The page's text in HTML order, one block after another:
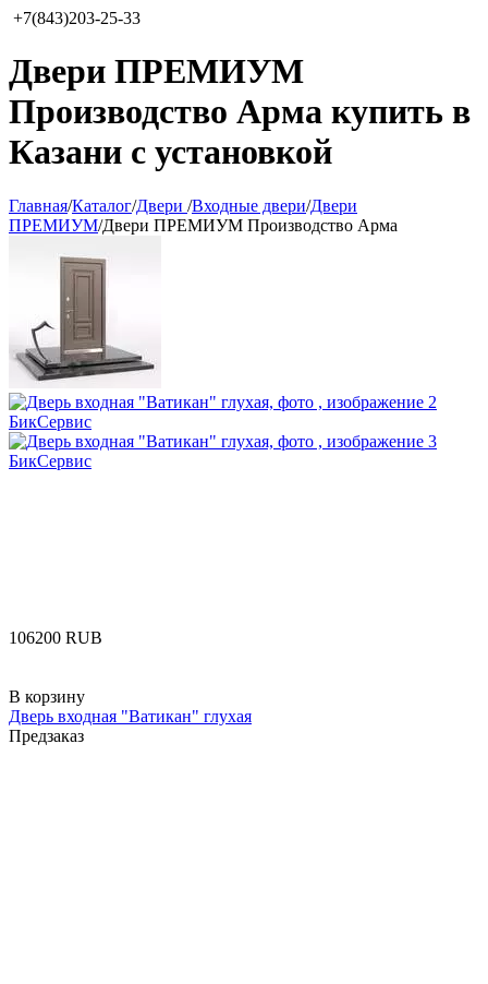
+7(843)203-25-33
Двери ПРЕМИУМ
Производство Арма купить в
Казани с установкой
Главная/Каталог/Двери /Входные двери/Двери
ПРЕМИУМ/Двери ПРЕМИУМ Производство Арма
‍106200‍ RUB
В корзину
Дверь входная "Ватикан" глухая
Предзаказ